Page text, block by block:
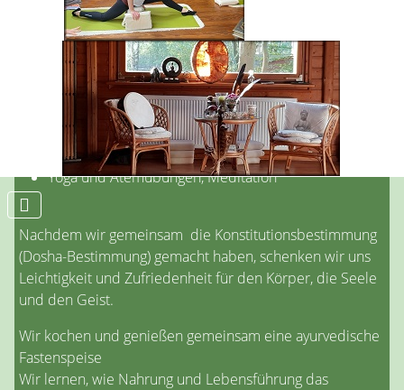
Mit Ayurveda und Yoga in den
Frühling
Sonntag, den 30. März 2025 inkl. Kochkurs
Detox – Die Frühjahrsmüdigkeit vertreiben
Für den Körper und den Geist Leichtigkeit einladen
Yoga und Atemübungen, Meditation
Nachdem wir gemeinsam die Konstitutionsbestimmung
(Dosha-Bestimmung) gemacht haben, schenken wir uns
Leichtigkeit und Zufriedenheit für den Körper, die Seele
und den Geist.
Wir kochen und genießen gemeinsam eine ayurvedische
Fastenspeise
Wir lernen, wie Nahrung und Lebensführung das